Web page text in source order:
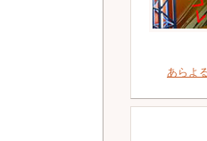
あらよ